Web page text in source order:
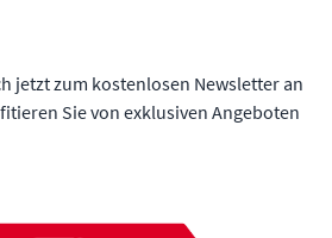
jetzt zum kostenlosen Newsletter an
Sie von exklusiven Angeboten